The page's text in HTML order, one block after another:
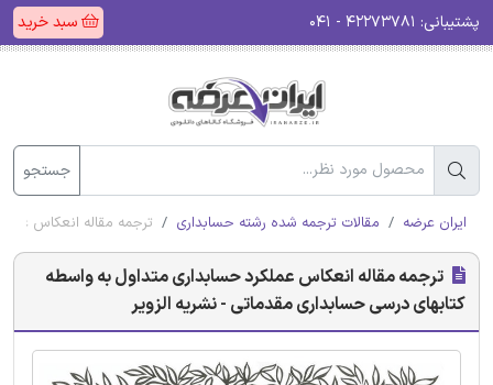
پشتیبانی: سبد خرید
جستجو
ایران عرضه مقالات ترجمه شده رشته حسابداری ترجمه مقاله انعکاس
ترجمه مقاله انعکاس عملکرد حسابداری متداول به واسطه
کتابهای درسی حسابداری مقدماتی - نشریه الزویر